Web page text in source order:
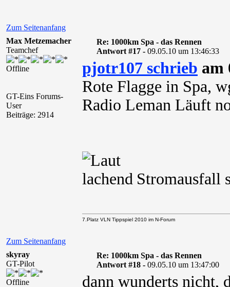
Zum Seitenanfang
Max Metzemacher
Teamchef
Offline
GT-Eins Forums-
User
Beiträge: 2914
Re: 1000km Spa - das Rennen
Antwort #17 - 09.05.10 um 13:46:33
pjotr107 schrieb am
Rote Flagge in Spa,
Radio Leman Läuft
Stromausfall
Zum Seitenanfang
7.Platz VLN Tippspiel 2010 im N-Forum
skyray
GT-Pilot
Offline
Re: 1000km Spa - das Rennen
Antwort #18 - 09.05.10 um 13:47:00
dann wunderts nicht,